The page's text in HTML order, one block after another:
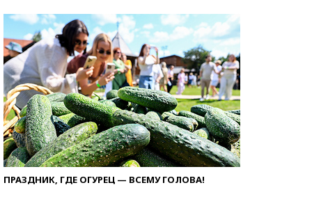
ПРАЗДНИК, ГДЕ ОГУРЕЦ — ВСЕМУ ГОЛОВА!